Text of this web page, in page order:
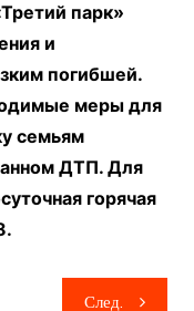
парк»
и
погибшей.
меры для
семьям
ДТП. Для
горячая
След.